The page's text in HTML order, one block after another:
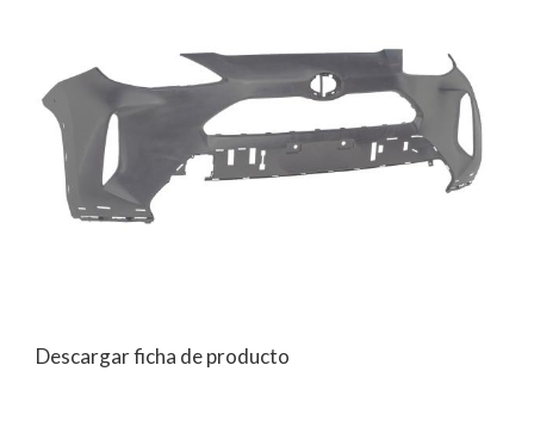
Descargar ficha de producto